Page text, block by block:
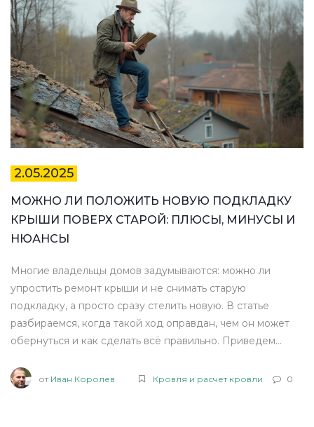
2.05.2025
МОЖНО ЛИ ПОЛОЖИТЬ НОВУЮ ПОДКЛАДКУ
КРЫШИ ПОВЕРХ СТАРОЙ: ПЛЮСЫ, МИНУСЫ И
НЮАНСЫ
Многие владельцы домов задумываются: можно ли
упростить ремонт крыши и не снимать старую
подкладку, а просто сразу стелить новую. В статье
разбираемся, когда такой ход оправдан, чем он может
обернуться и как сделать всё правильно. Приведем
рассмотрим, какие правила действуют в 2025 году по
от Иван Королев Кровля и расчет кровли 0